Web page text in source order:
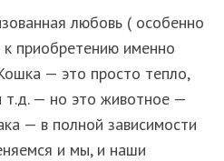
любовь ( особенно
приобретению именно
— это просто тепло,
т.д. — но это животное —
— в полной зависимости
и мы, и наши